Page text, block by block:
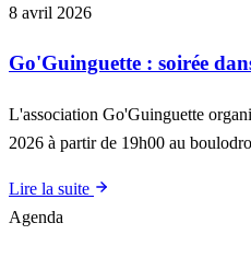
8 avril 2026
Go'Guinguette : soirée
L'association Go'Guinguette
2026 à partir de 19h00 au
Lire la suite
Agenda